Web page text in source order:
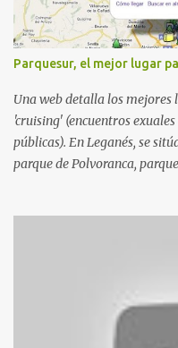
Parquesur, el mejor lugar
Una web detalla los mejores
'cruising' (encuentros
públicas). En Leganés, se
parque de Polvoranca,
estadio municipal de
Nueva. Otro lugar: